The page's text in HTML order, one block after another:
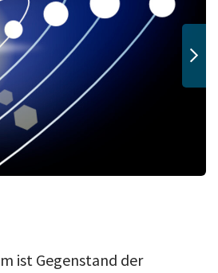
ist Gegenstand der